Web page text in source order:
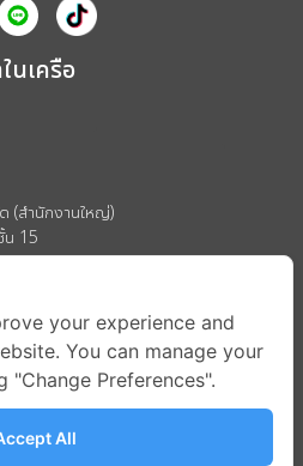
นเครือ
(สำนักงานใหญ่)
น 15
ปทุมวัน กรุงเทพมหานคร 10330
your experience and
You can manage your
"Change Preferences".
All